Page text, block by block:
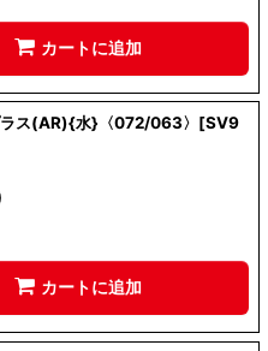
カートに追加
ラス(AR){水}〈072/063〉[SV9
カートに追加